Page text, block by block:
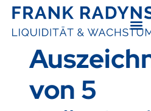
von 5